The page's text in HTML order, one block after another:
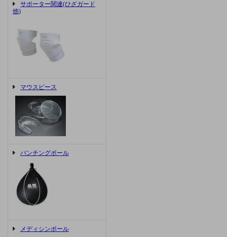
サポーター関連(ひざガード
他)
マウスピース
パンチングボール
メディシンボール